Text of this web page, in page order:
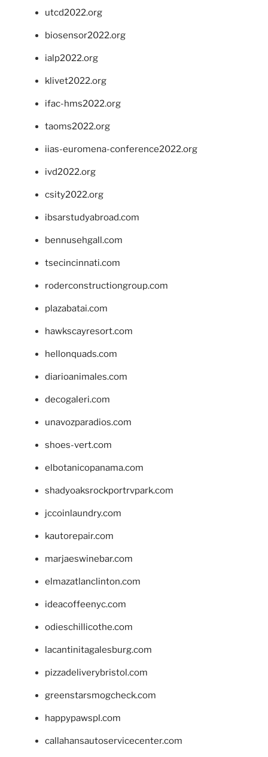
utcd2022.org
biosensor2022.org
ialp2022.org
klivet2022.org
ifac-hms2022.org
taoms2022.org
iias-euromena-conference2022.org
ivd2022.org
csity2022.org
ibsarstudyabroad.com
bennusehgall.com
tsecincinnati.com
roderconstructiongroup.com
plazabatai.com
hawkscayresort.com
hellonquads.com
diarioanimales.com
decogaleri.com
unavozparadios.com
shoes-vert.com
elbotanicopanama.com
shadyoaksrockportrvpark.com
jccoinlaundry.com
kautorepair.com
marjaeswinebar.com
elmazatlanclinton.com
ideacoffeenyc.com
odieschillicothe.com
lacantinitagalesburg.com
pizzadeliverybristol.com
greenstarsmogcheck.com
happypawspl.com
callahansautoservicecenter.com